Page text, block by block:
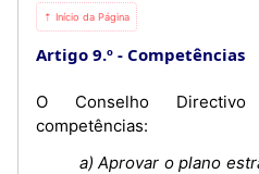
⇡ Início da Página
Artigo 9.º Competências
O Conselho
competências:
a) Aprovar o plano